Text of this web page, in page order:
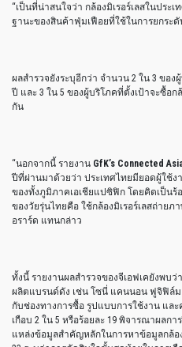
“เป็นที่น่าสนใจว่า กล้องมิเรอร์เลสในประ
ฐานะของสินค้าฟุ่มเฟือยที่ใช้ในการยกระ
ผลสำรวจยังระบุอีกว่า จำนวน 2 ใน 3 ของ
ปี และ 3 ใน 5 ของผู้บริโภคที่ตั้งเป้าจะซื้อก
กัน
“นอกจากนี้ รายงาน GfK’s Connected
ปีที่ผ่านมาด้วยว่า ประเทศไทยมียอดผู้ใช้ง
ของทั้งภูมิภาคเอเชียแปซิฟิก โดยคิดเป็นร้
ของวัยรุ่นไทยคือ ใช้กล้องมิเรอร์เลสถ่าย
อราร์ด แทนกล่าว
ทั้งนี้ รายงานผลสำรวจของจีเอฟเคยังพบว่
ผลิตแบรนด์ดัง เช่น โซนี่ แคนนอน ฟูจิฟิล์ม
กับช่องทางการซื้อ รูปแบบการใช้งาน แ
เกือบ 2 ใน 5 หรือร้อยละ 19 พิจารณาผลก
แหล่งข้อมูลสำคัญหลักในการหาข้อมูลกล้อ